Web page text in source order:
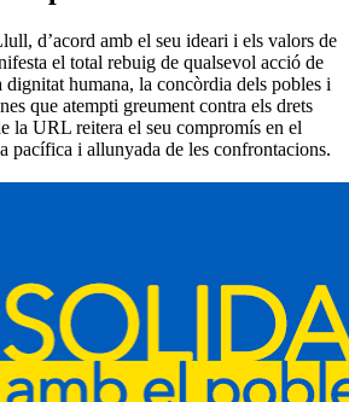
d’acord amb el seu ideari i els valors de
el total rebuig de qualsevol acció de
humana, la concòrdia dels pobles i
que atempti greument contra els drets
la URL reitera el seu compromís en el
pacífica i allunyada de les confrontacions.